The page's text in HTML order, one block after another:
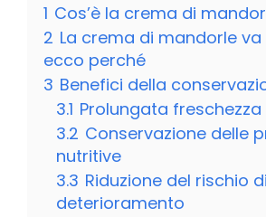
1 Cos’è la crema di
2 La crema di mandorle va
ecco perché
3 Benefici della
3.1 Prolungata
3.2 Conservazione delle
nutritive
3.3 Riduzione del rischio di
deterioramento